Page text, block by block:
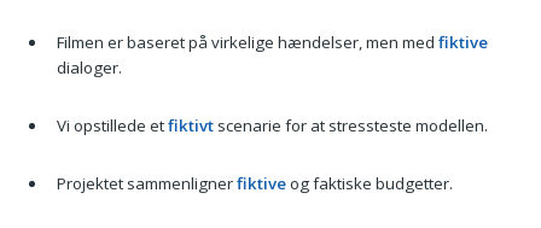
Filmen er baseret på virkelige hændelser, men med fiktive
dialoger.
Vi opstillede etfiktivtscenarie for at stressteste modellen.
Projektet sammenlignerfiktiveog faktiske budgetter.